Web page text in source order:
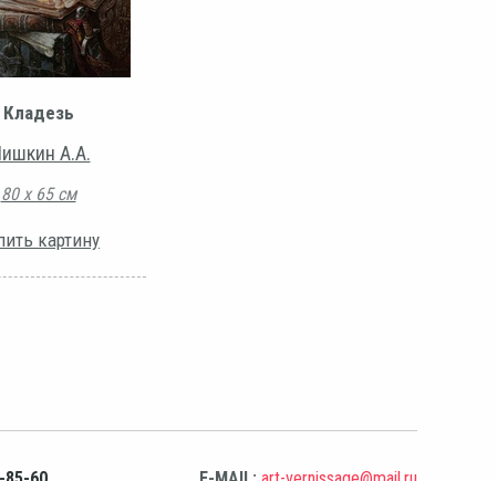
Кладезь
А.А.
80 х 65 см
картину